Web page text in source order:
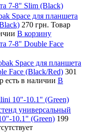
7-8" Slim (Black)
Space для планшета
270 грн. Товар
В корзину
7-8" Double Face
Space для планшета
Face (Black/Red) 301
есть в наличии В
10"-10.1" (Green)
универсальный
10.1" (Green) 199